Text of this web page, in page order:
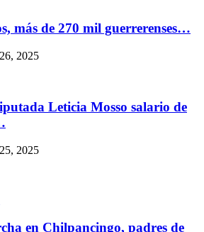
más de 270 mil guerrerenses…
2025
Leticia Mosso salario de
2025
en Chilpancingo, padres de